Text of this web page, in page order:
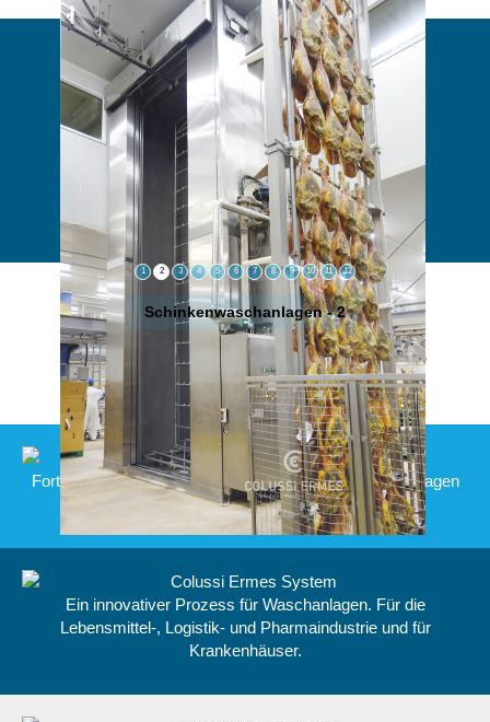
Schinkenwaschanlagen - 2
1 2 3 4 5 6 7 8 9 10 11 12
Was spricht für Colussi Ermes?
Fortschrittlichste Technologie für industriellen Waschanlagen
mit hohen Leistungen.
Ein innovativer Prozess für Waschanlagen. Für die
Lebensmittel-, Logistik- und Pharmaindustrie und für
Krankenhäuser.